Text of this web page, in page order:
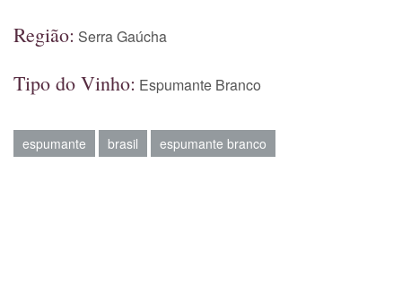
Região: Serra Gaúcha
Tipo do Vinho: Espumante Branco
espumante brasil espumante branco